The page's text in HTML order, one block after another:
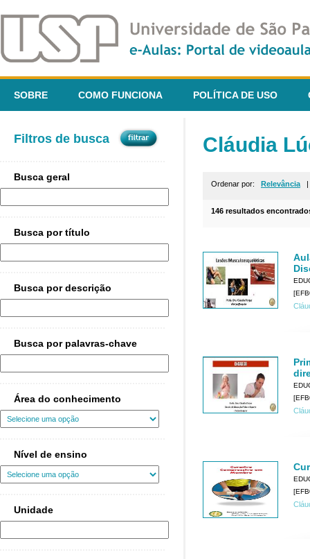
SOBRE COMO FUNCIONA POLÍTICA DE USO
Filtros de busca
Busca geral
Busca por título
Busca por descrição
Busca por palavras-chave
Área do conhecimento
Nível de ensino
Unidade
Cláudia
Ordenar por: Relevância
146 resultados